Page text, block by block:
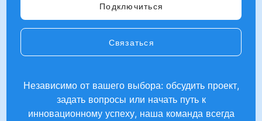
Подключиться
Связаться
Независимо от вашего выбора: обсудить проект,
задать вопросы или начать путь к
инновационному успеху, наша команда всегда